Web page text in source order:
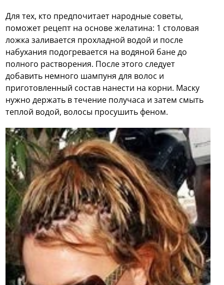
Для тех, кто предпочитает народные советы,
поможет рецепт на основе желатина: 1 столовая
ложка заливается прохладной водой и после
набухания подогревается на водяной бане до
полного растворения. После этого следует
добавить немного шампуня для волос и
приготовленный состав нанести на корни. Маску
нужно держать в течение получаса и затем смыть
теплой водой, волосы просушить феном.